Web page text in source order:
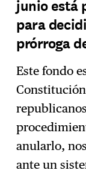
junio está
para
prórroga
Este fondo
anularlo,
ante un